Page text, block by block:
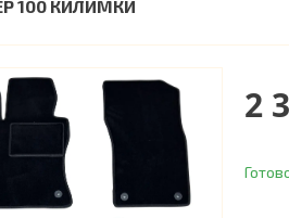
100 КИЛИМКИ
2